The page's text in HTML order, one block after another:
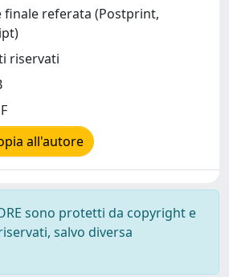
finale referata (Postprint,
riservati
all'autore
sono protetti da copyright e
salvo diversa